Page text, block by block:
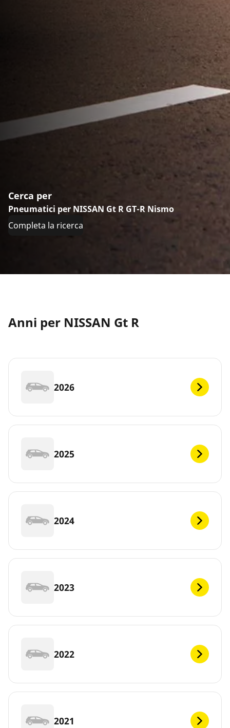
Cerca per
Pneumatici per NISSAN Gt R GT-R Nismo
Completa la ricerca
Anni per NISSAN Gt R
2026
2025
2024
2023
2022
2021